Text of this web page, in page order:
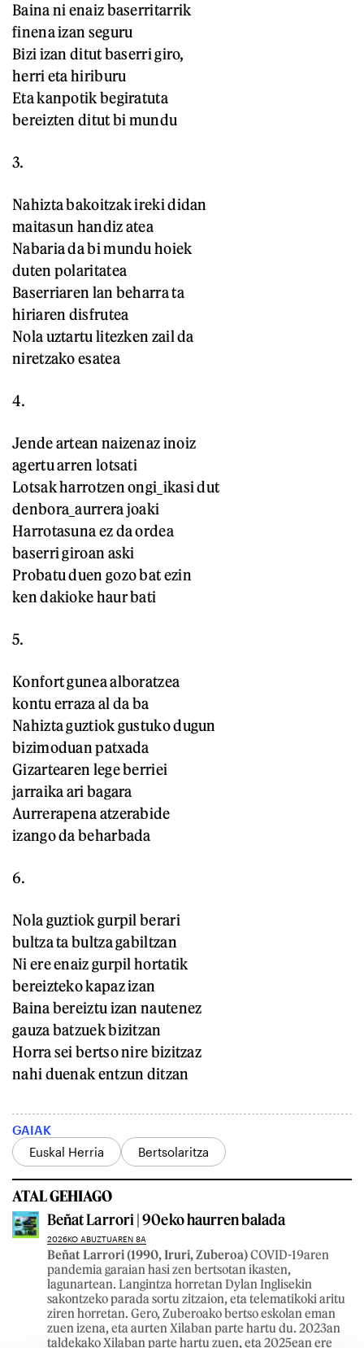
Baina ni enaiz baserritarrik
finena izan seguru
Bizi izan ditut baserri giro,
herri eta hiriburu
Eta kanpotik begiratuta
bereizten ditut bi mundu
3.
Nahizta bakoitzak ireki didan
maitasun handiz atea
Nabaria da bi mundu hoiek
duten polaritatea
Baserriaren lan beharra ta
hiriaren disfrutea
Nola uztartu litezken zail da
niretzako esatea
4.
Jende artean naizenaz inoiz
agertu arren lotsati
Lotsak harrotzen ongi_ikasi dut
denbora_aurrera joaki
Harrotasuna ez da ordea
baserri giroan aski
Probatu duen gozo bat ezin
ken dakioke haur bati
5.
Konfort gunea alboratzea
kontu erraza al da ba
Nahizta guztiok gustuko dugun
bizimoduan patxada
Gizartearen lege berriei
jarraika ari bagara
Aurrerapena atzerabide
izango da beharbada
6.
Nola guztiok gurpil berari
bultza ta bultza gabiltzan
Ni ere enaiz gurpil hortatik
bereizteko kapaz izan
Baina bereiztu izan nautenez
gauza batzuek bizitzan
Horra sei bertso nire bizitzaz
nahi duenak entzun ditzan
GAIAK
Euskal Herria
Bertsolaritza
ATAL GEHIAGO
Beñat Larrori | 90eko haurren balada
2026KO ABUZTUAREN 8A
Beñat Larrori (1990, Iruri, Zuberoa)COVID-19aren
pandemia garaian hasi zen bertsotan ikasten,
lagunartean. Langintza horretan Dylan Inglisekin
sakontzeko parada sortu zitzaion, eta telematikoki aritu
ziren horretan. Gero, Zuberoako bertso eskolan eman
zuen izena, eta aurten Xilaban parte hartu du. 2023an
taldekako Xilaban parte hartu zuen, eta 2025ean ere